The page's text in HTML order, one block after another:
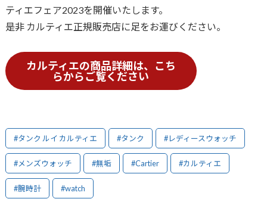
ティエフェア2023を開催いたします。
是非 カルティエ正規販売店に足をお運びください。
カルティエの商品詳細は、こち
らからご覧ください
#タンク ルイ カルティエ #タンク #レディースウォッチ
#メンズウォッチ #無垢 #Cartier #カルティエ
#腕時計 #watch